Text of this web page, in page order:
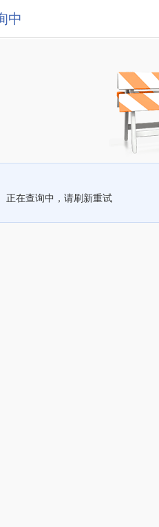
中
正在查询中，请刷新重试